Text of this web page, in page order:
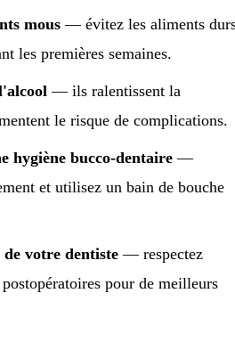
mous — évitez les aliments
les premières semaines.
— ils ralentissent la
le risque de complications.
hygiène bucco-dentaire —
et utilisez un bain de bouche
de votre dentiste — respectez
pour de meilleurs